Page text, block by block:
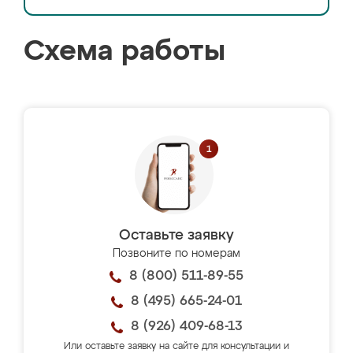
Схема работы
Оставьте заявку
Позвоните по номерам
8 (800) 511-89-55
8 (495) 665-24-01
8 (926) 409-68-13
Или оставьте заявку на сайте для консультации и